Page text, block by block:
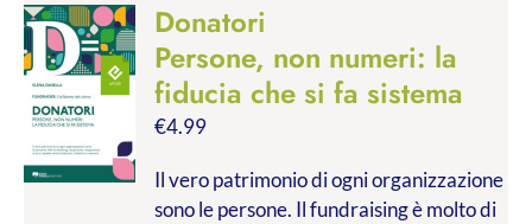
Donatori
Persone, non numeri: la
fiducia che si fa sistema
€4.99
Il vero patrimonio di ogni organizzazione
sono le persone. Il fundraising è molto di